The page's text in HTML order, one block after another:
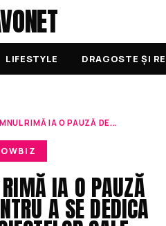
LIFESTYLE DRAGOSTE ȘI
RIMĂ IA O PAUZĂ DE...
IA O PAUZĂ
A SE DEDICA